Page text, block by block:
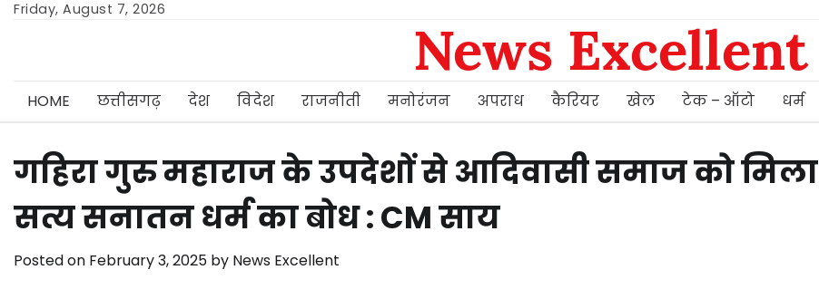
SkipFriday, August 7, 2026
News Excellent
HOME छत्तीसगढ़ देश विदेश राजनीती मनोरंजन अपराध कैरियर खेल टेक – ऑटो धर्म
गहिरा गुरु महाराज के उपदेशों से आदिवासी समाज को मिला
सत्य सनातन धर्म का बोध : CM साय
Posted on February 3, 2025 by News Excellent